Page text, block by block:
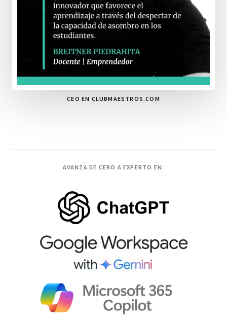
CEO EN CLUBMAESTROS.COM
AVANZA DE CERO A EXPERTO EN: